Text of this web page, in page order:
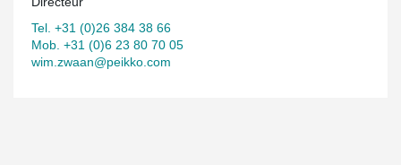
Tel. +31 (0)26 384 38 66
Mob. +31 (0)6 23 80 70 05
wim.zwaan@peikko.com